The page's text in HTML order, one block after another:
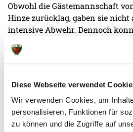
Diese Webseite verwendet
Wir verwenden Cookies, um
personalisieren, Funktionen für
zu können und die Zugriffe auf
Obwohl die Gästemannschaft
Hinze zurücklag, gaben sie
intensive Abwehr. Dennoch
Hákun West av Teigum in der
Rechtsaußen freispielen. Dieser
Pfosten, von dort sprang er aber
Nach Ludwigs nächster Parade
Färinger, der auf 25:18 stellte.
Eine von Hallensprecher